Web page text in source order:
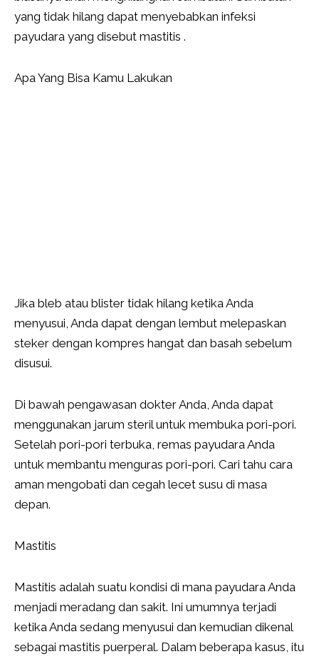
yang tidak hilang dapat menyebabkan infeksi
payudara yang disebut mastitis .
Apa Yang Bisa Kamu Lakukan
Jika bleb atau blister tidak hilang ketika Anda
menyusui, Anda dapat dengan lembut melepaskan
steker dengan kompres hangat dan basah sebelum
disusui.
Di bawah pengawasan dokter Anda, Anda dapat
menggunakan jarum steril untuk membuka pori-pori.
Setelah pori-pori terbuka, remas payudara Anda
untuk membantu menguras pori-pori. Cari tahu cara
aman mengobati dan cegah lecet susu di masa
depan.
Mastitis
Mastitis adalah suatu kondisi di mana payudara Anda
menjadi meradang dan sakit. Ini umumnya terjadi
ketika Anda sedang menyusui dan kemudian dikenal
sebagai mastitis puerperal. Dalam beberapa kasus, itu